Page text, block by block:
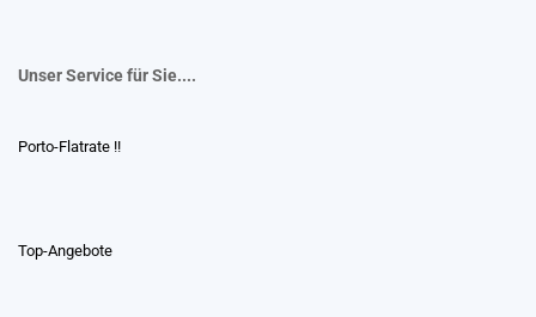
Unser Service für Sie....
Porto-Flatrate !!
Top-Angebote